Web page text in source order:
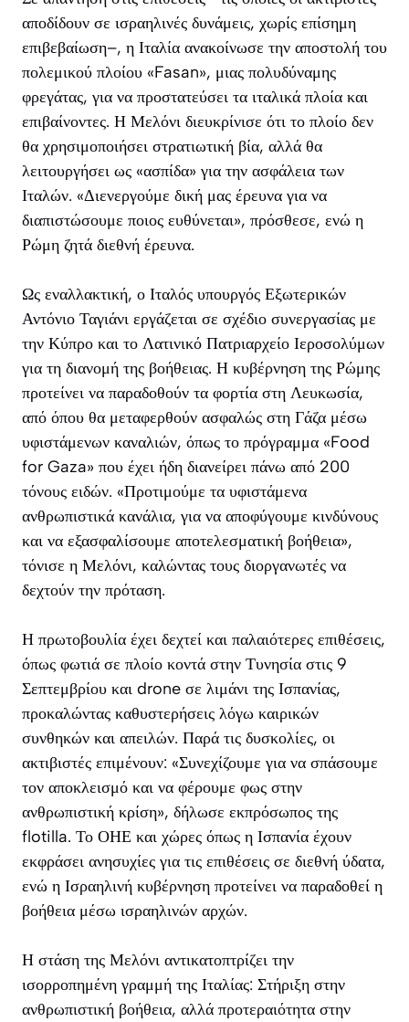
αποδίδουν σε ισραηλινές δυνάμεις, χωρίς επίσημη
επιβεβαίωση–, η Ιταλία ανακοίνωσε την αποστολή του
πολεμικού πλοίου «Fasan», μιας πολυδύναμης
φρεγάτας, για να προστατεύσει τα ιταλικά πλοία και
επιβαίνοντες. Η Μελόνι διευκρίνισε ότι το πλοίο δεν
θα χρησιμοποιήσει στρατιωτική βία, αλλά θα
λειτουργήσει ως «ασπίδα» για την ασφάλεια των
Ιταλών. «Διενεργούμε δική μας έρευνα για να
διαπιστώσουμε ποιος ευθύνεται», πρόσθεσε, ενώ η
Ρώμη ζητά διεθνή έρευνα.
Ως εναλλακτική, ο Ιταλός υπουργός Εξωτερικών
Αντόνιο Ταγιάνι εργάζεται σε σχέδιο συνεργασίας με
την Κύπρο και το Λατινικό Πατριαρχείο Ιεροσολύμων
για τη διανομή της βοήθειας. Η κυβέρνηση της Ρώμης
προτείνει να παραδοθούν τα φορτία στη Λευκωσία,
από όπου θα μεταφερθούν ασφαλώς στη Γάζα μέσω
υφιστάμενων καναλιών, όπως το πρόγραμμα «Food
for Gaza» που έχει ήδη διανείρει πάνω από 200
τόνους ειδών. «Προτιμούμε τα υφιστάμενα
ανθρωπιστικά κανάλια, για να αποφύγουμε κινδύνους
και να εξασφαλίσουμε αποτελεσματική βοήθεια»,
τόνισε η Μελόνι, καλώντας τους διοργανωτές να
δεχτούν την πρόταση.
Η πρωτοβουλία έχει δεχτεί και παλαιότερες επιθέσεις,
όπως φωτιά σε πλοίο κοντά στην Τυνησία στις 9
Σεπτεμβρίου και drone σε λιμάνι της Ισπανίας,
προκαλώντας καθυστερήσεις λόγω καιρικών
συνθηκών και απειλών. Παρά τις δυσκολίες, οι
ακτιβιστές επιμένουν: «Συνεχίζουμε για να σπάσουμε
τον αποκλεισμό και να φέρουμε φως στην
ανθρωπιστική κρίση», δήλωσε εκπρόσωπος της
flotilla. Το ΟΗΕ και χώρες όπως η Ισπανία έχουν
εκφράσει ανησυχίες για τις επιθέσεις σε διεθνή ύδατα,
ενώ η Ισραηλινή κυβέρνηση προτείνει να παραδοθεί η
βοήθεια μέσω ισραηλινών αρχών.
Η στάση της Μελόνι αντικατοπτρίζει την
ισορροπημένη γραμμή της Ιταλίας: Στήριξη στην
ανθρωπιστική βοήθεια, αλλά προτεραιότητα στην